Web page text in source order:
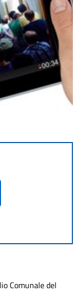
Comunale del